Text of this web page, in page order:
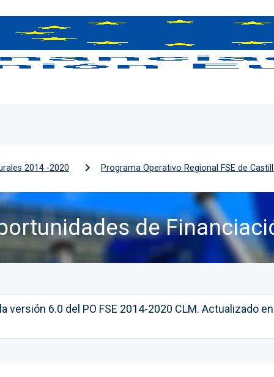
2014 -2020 Programa Operativo Regional FSE de
de
6.0 del PO FSE 2014-2020 CLM. Actualizado